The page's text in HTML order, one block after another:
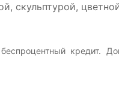
скульптурой,
кредит.